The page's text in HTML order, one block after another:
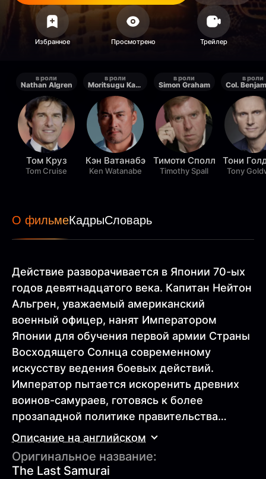
в роли
Nathan Algren
Том Круз
Tom Cruise
в роли
Moritsugu Katsumoto
Кэн Ватанабэ
Ken Watanabe
в роли
Simon Graham
Тимоти Сполл
Timothy Spall
в роли
Тони
Tony
О фильмеКадрыСловарь
Действие разворачивается в Японии 70-ых
годов девятнадцатого века. Капитан Нейтон
Альгрен, уважаемый американский
военный офицер, нанят Императором
Японии для обучения первой армии Страны
Восходящего Солнца современному
искусству ведения боевых действий.
Император пытается искоренить древних
воинов-самураев, готовясь к более
прозападной политике правительства…
Описание на английском
Оригинальное название:
The Last Samurai